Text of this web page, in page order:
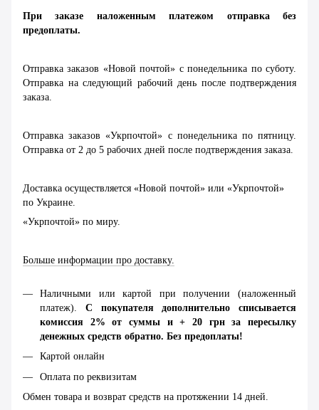
При заказе наложенным платежом отправка без
предоплаты.
Отправка заказов «Новой почтой» с понедельника по суботу.
Отправка на следующий рабочий день после подтверждения
заказа.
Отправка заказов «Укрпочтой» с понедельника по пятницу.
Отправка от 2 до 5 рабочих дней после подтверждения заказа.
Доставка осуществляется «Новой почтой» или «Укрпочтой»
по Украине.
«Укрпочтой» по миру.
Больше информации про доставку.
Наличными или картой при получении (наложенный
платеж). С покупателя дополнительно списывается
комиссия 2% от суммы и + 20 грн за пересылку
денежных средств обратно. Без предоплаты!
Картой онлайн
Оплата по реквизитам
Обмен товара и возврат средств на протяжении 14 дней.